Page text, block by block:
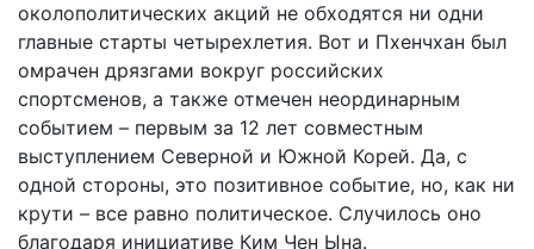
околополитических акций не обходятся ни одни
главные старты четырехлетия. Вот и Пхенчхан был
омрачен дрязгами вокруг российских
спортсменов, а также отмечен неординарным
событием – первым за 12 лет совместным
выступлением Северной и Южной Корей. Да, с
одной стороны, это позитивное событие, но, как ни
крути – все равно политическое. Случилось оно
благодаря инициативе Ким Чен Ына.